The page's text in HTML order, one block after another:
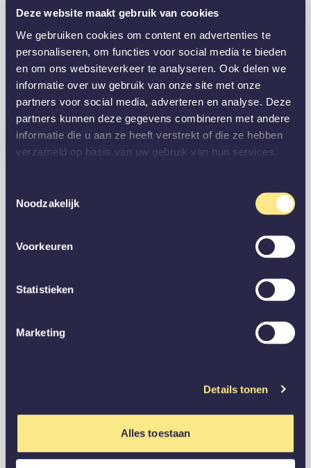
Deze website maakt gebruik van cookies
We gebruiken cookies om content en advertenties te
personaliseren, om functies voor social media te bieden
en om ons websiteverkeer te analyseren. Ook delen we
informatie over uw gebruik van onze site met onze
partners voor social media, adverteren en analyse. Deze
partners kunnen deze gegevens combineren met andere
informatie die u aan ze heeft verstrekt of die ze hebben
verzameld op basis van uw gebruik van hun services.
Noodzakelijk
Voorkeuren
Statistieken
Marketing
Details tonen
Alles toestaan